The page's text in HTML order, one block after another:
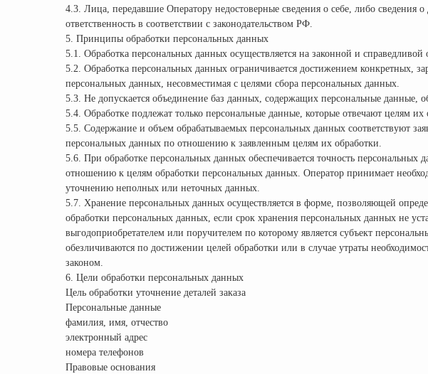
4.3. Лица, передавшие Оператору недостоверные сведения о себе, либо сведения
ответственность в соответствии с законодательством РФ.
5. Принципы обработки персональных данных
5.1. Обработка персональных данных осуществляется на законной и справедливой
5.2. Обработка персональных данных ограничивается достижением конкретных,
персональных данных, несовместимая с целями сбора персональных данных.
5.3. Не допускается объединение баз данных, содержащих персональные данные,
5.4. Обработке подлежат только персональные данные, которые отвечают целям их
5.5. Содержание и объем обрабатываемых персональных данных соответствуют
персональных данных по отношению к заявленным целям их обработки.
5.6. При обработке персональных данных обеспечивается точность персональных
отношению к целям обработки персональных данных. Оператор принимает
уточнению неполных или неточных данных.
5.7. Хранение персональных данных осуществляется в форме, позволяющей
обработки персональных данных, если срок хранения персональных данных не
выгодоприобретателем или поручителем по которому является субъект
обезличиваются по достижении целей обработки или в случае утраты
законом.
6. Цели обработки персональных данных
Цель обработки уточнение деталей заказа
Персональные данные
фамилия, имя, отчество
электронный адрес
номера телефонов
Правовые основания